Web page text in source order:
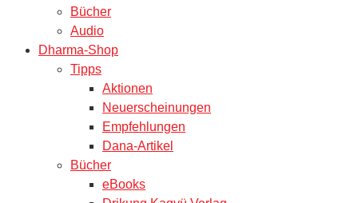
Bücher
Audio
Dharma-Shop
Tipps
Aktionen
Neuerscheinungen
Empfehlungen
Dana-Artikel
Bücher
eBooks